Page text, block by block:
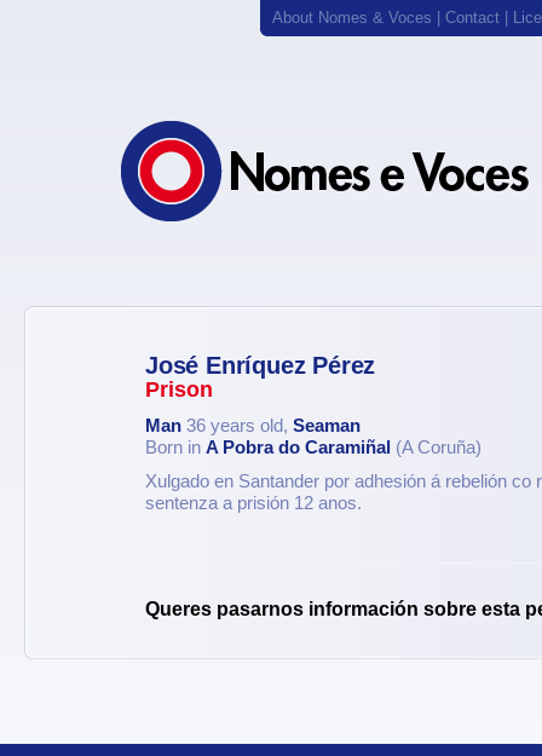
About Nomes & Voces Contact
José Enríquez Pérez
Prison
Man 36 years old, Seaman
Born in A Pobra do Caramiñal (A Coruña)
Xulgado en Santander por adhesión á rebelión co
sentenza a prisión 12 anos.
Queres pasarnos información sobre esta